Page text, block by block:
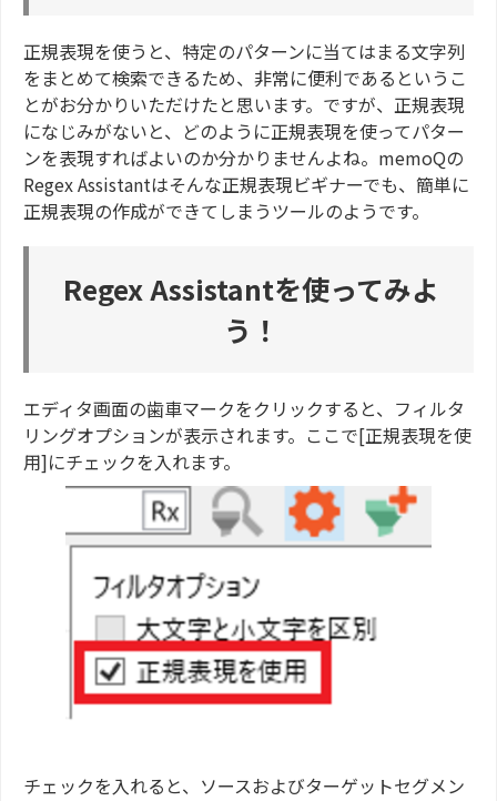
正規表現を使うと、特定のパターンに当てはまる文字列
をまとめて検索できるため、非常に便利であるというこ
とがお分かりいただけたと思います。ですが、正規表現
になじみがないと、どのように正規表現を使ってパター
ンを表現すればよいのか分かりませんよね。memoQの
Regex Assistantはそんな正規表現ビギナーでも、簡単に
正規表現の作成ができてしまうツールのようです。
Regex Assistantを使ってみよ
う！
エディタ画面の歯車マークをクリックすると、フィルタ
リングオプションが表示されます。ここで[正規表現を使
用]にチェックを入れます。
チェックを入れると、ソースおよびターゲットセグメン